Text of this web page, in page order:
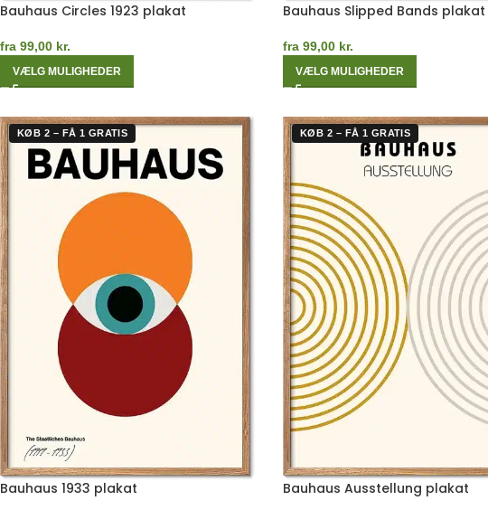
Bauhaus Circles 1923 plakat
fra 99,00 kr.
VÆLG MULIGHEDER
Bauhaus Slipped Bands plakat
fra 99,00 kr.
VÆLG MULIGHEDER
KØB 2 – FÅ 1 GRATIS
Bauhaus 1933 plakat
KØB 2 – FÅ 1 GRATIS
Bauhaus Ausstellung plakat